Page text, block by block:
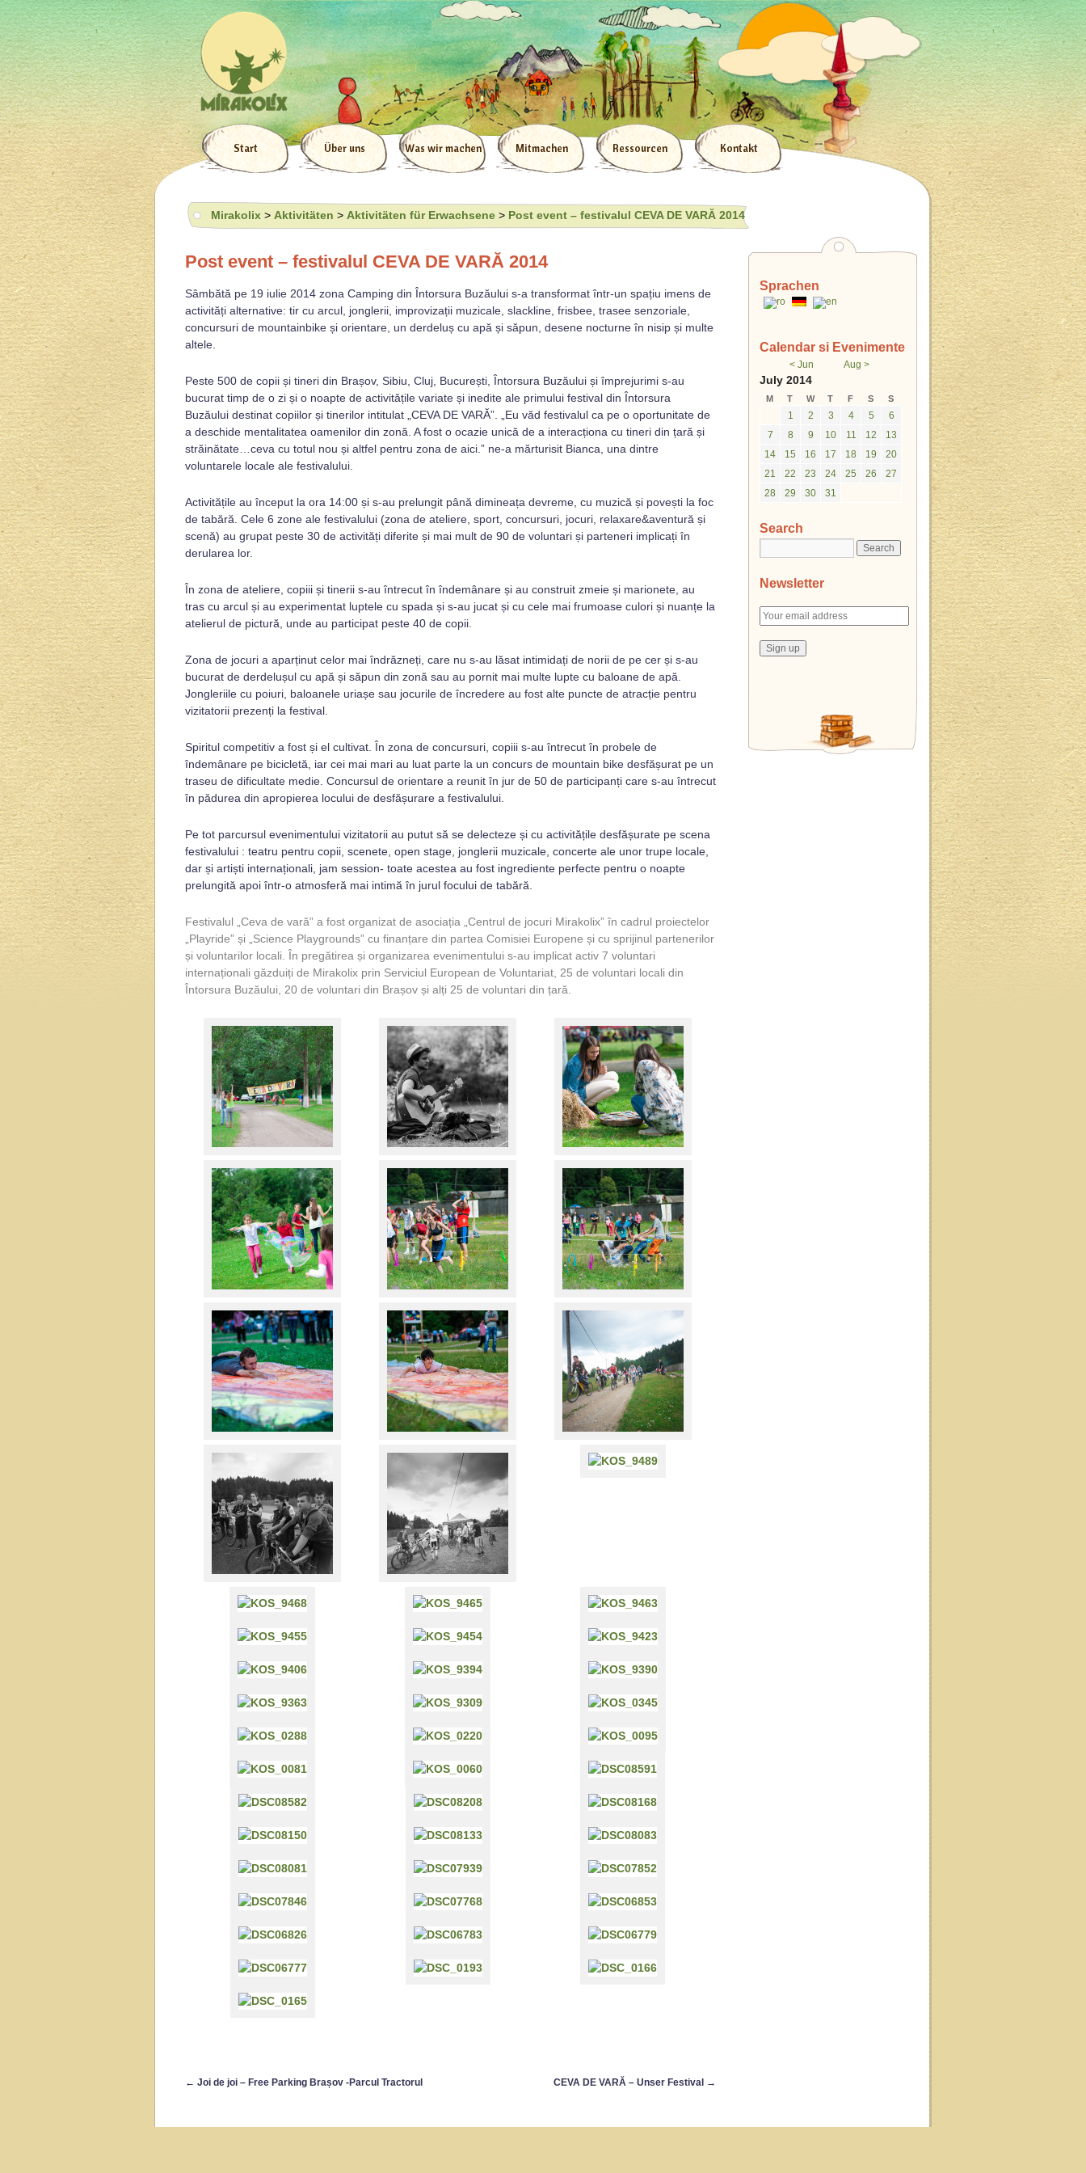
Start Über uns Was wir machen Mitmachen Ressourcen Kontakt
Mirakolix > Aktivitäten > Aktivitäten für Erwachsene > Post event – festivalul CEVA DE VARĂ 2014
Post event – festivalul CEVA DE VARĂ 2014
Sâmbătă pe 19 iulie 2014 zona Camping din Întorsura Buzăului s-a transformat într-un spațiu imens de
activități alternative: tir cu arcul, jonglerii, improvizații muzicale, slackline, frisbee, trasee senzoriale,
concursuri de mountainbike și orientare, un derdeluș cu apă și săpun, desene nocturne în nisip și multe
altele.
Peste 500 de copii și tineri din Brașov, Sibiu, Cluj, București, Întorsura Buzăului și împrejurimi s-au
bucurat timp de o zi și o noapte de activitățile variate și inedite ale primului festival din Întorsura
Buzăului destinat copiilor și tinerilor intitulat „CEVA DE VARĂ”. „Eu văd festivalul ca pe o oportunitate de
a deschide mentalitatea oamenilor din zonă. A fost o ocazie unică de a interacționa cu tineri din țară și
străinătate…ceva cu totul nou și altfel pentru zona de aici.” ne-a mărturisit Bianca, una dintre
voluntarele locale ale festivalului.
Activitățile au început la ora 14:00 și s-au prelungit până dimineața devreme, cu muzică și povești la foc
de tabără. Cele 6 zone ale festivalului (zona de ateliere, sport, concursuri, jocuri, relaxare&aventură și
scenă) au grupat peste 30 de activități diferite și mai mult de 90 de voluntari și parteneri implicați în
derularea lor.
În zona de ateliere, copiii și tinerii s-au întrecut în îndemânare și au construit zmeie și marionete, au
tras cu arcul și au experimentat luptele cu spada și s-au jucat și cu cele mai frumoase culori și nuanțe la
atelierul de pictură, unde au participat peste 40 de copii.
Zona de jocuri a aparținut celor mai îndrăzneți, care nu s-au lăsat intimidați de norii de pe cer și s-au
bucurat de derdelușul cu apă și săpun din zonă sau au pornit mai multe lupte cu baloane de apă.
Jongleriile cu poiuri, baloanele uriașe sau jocurile de încredere au fost alte puncte de atracție pentru
vizitatorii prezenți la festival.
Spiritul competitiv a fost și el cultivat. În zona de concursuri, copiii s-au întrecut în probele de
îndemânare pe bicicletă, iar cei mai mari au luat parte la un concurs de mountain bike desfășurat pe un
traseu de dificultate medie. Concursul de orientare a reunit în jur de 50 de participanți care s-au întrecut
în pădurea din apropierea locului de desfășurare a festivalului.
Pe tot parcursul evenimentului vizitatorii au putut să se delecteze și cu activitățile desfășurate pe scena
festivalului : teatru pentru copii, scenete, open stage, jonglerii muzicale, concerte ale unor trupe locale,
dar și artiști internaționali, jam session- toate acestea au fost ingrediente perfecte pentru o noapte
prelungită apoi într-o atmosferă mai intimă în jurul focului de tabără.
Festivalul „Ceva de vară” a fost organizat de asociația „Centrul de jocuri Mirakolix” în cadrul proiectelor
„Playride” și „Science Playgrounds” cu finanțare din partea Comisiei Europene și cu sprijinul partenerilor
și voluntarilor locali. În pregătirea și organizarea evenimentului s-au implicat activ 7 voluntari
internaționali găzduiți de Mirakolix prin Serviciul European de Voluntariat, 25 de voluntari locali din
Întorsura Buzăului, 20 de voluntari din Brașov și alți 25 de voluntari din țară.
← Joi de joi – Free Parking Brașov -Parcul Tractorul CEVA DE VARĂ – Unser Festival →
Sprachen
Calendar si Evenimente
< Jun Aug >
July 2014
M T W T F S S
1 2 3 4 5
6
7
8 9 10 11 12
13
14
15 16 17 18 19
20
21
22 23 24 25 26
27
28
29 30 31
Search
Newsletter